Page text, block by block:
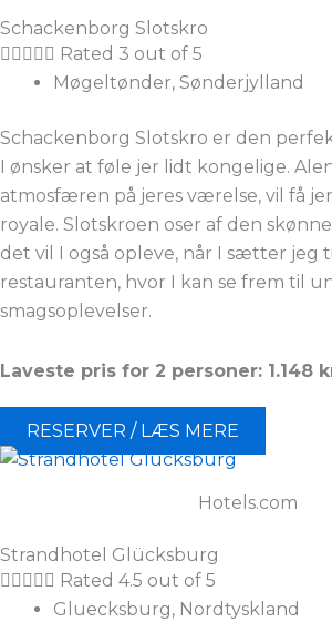
Schackenborg Slotskro
 Rated 3 out of 5
Møgeltønder, Sønderjylland
Schackenborg Slotskro er den
I ønsker at føle jer lidt kongelige.
atmosfæren på jeres værelse, vil få
royale. Slotskroen oser af den
det vil I også opleve, når I sætter jeg
restauranten, hvor I kan se frem til
smagsoplevelser.
Laveste pris for 2 personer: 1.148
RESERVER / LÆS MERE
Hotels.com
Strandhotel Glücksburg
     Rated 4.5 out of 5
Gluecksburg, Nordtyskland